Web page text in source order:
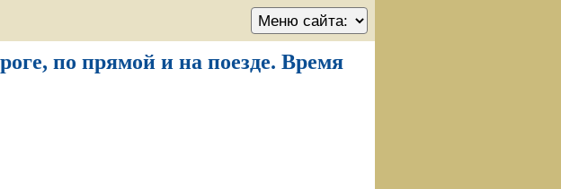
по прямой и на поезде. Время